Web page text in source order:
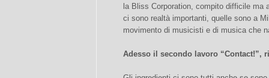
la Bliss Corporation, compito difficile ma
ci sono realtà importanti, quelle sono a
movimento di musicisti e di musica che
Adesso il secondo lavoro “Contact!”,